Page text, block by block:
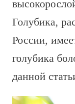
Голубика,
России,
голубика
данной